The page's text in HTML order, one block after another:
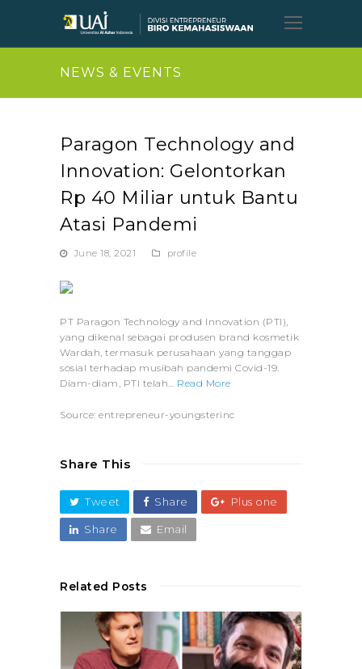
Open
Mobile
NEWS & EVENTS
Paragon Technology and
Innovation: Gelontorkan
Rp 40 Miliar untuk Bantu
Atasi Pandemi
June 18, 2021 profile
PT Paragon Technology and Innovation (PTI),
yang dikenal sebagai produsen brand kosmetik
Wardah, termasuk perusahaan yang tanggap
sosial terhadap musibah pandemi Covid-19.
Diam-diam, PTI telah… Read More
Source: entrepreneur-youngsterinc
Share This
Tweet Share Plus one
Share Email
Related Posts